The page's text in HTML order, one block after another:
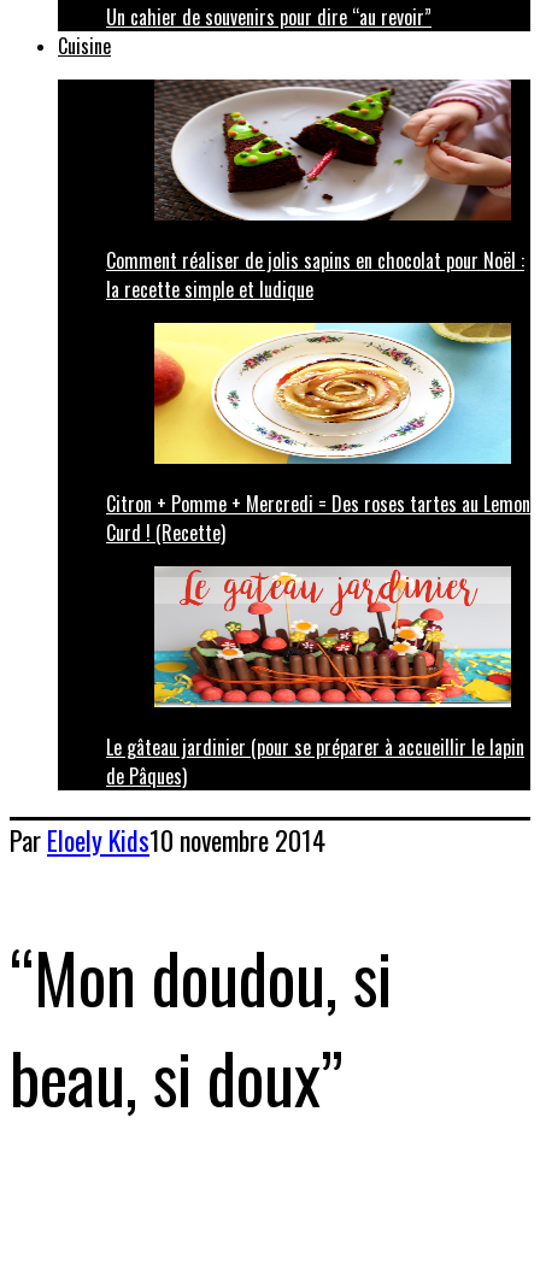
Un cahier de souvenirs pour dire “au revoir”
Cuisine
Comment réaliser de jolis sapins en chocolat pour Noël :
la recette simple et ludique
Citron + Pomme + Mercredi = Des roses tartes au Lemon
Curd ! (Recette)
Le gâteau jardinier (pour se préparer à accueillir le lapin
de Pâques)
ParEloelyKids10 novembre 2014
“Mon doudou, si
beau, si doux”